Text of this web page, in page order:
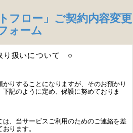
フロー」ご契約内容変更
ォーム
り扱いについて ○
りすることになりますが、そのお預かり
記のように定め、保護に努めておりま
、当サービスご利用のためのご連絡を差
ります。